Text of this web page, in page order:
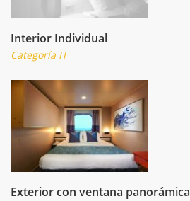
Interior Individual
Categoría IT
Exterior con ventana panorámica